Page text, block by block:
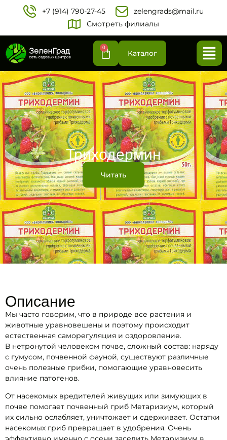
+7 (914) 790-27-45‬
zelengrads@mail.ru
Смотреть филиалы
0
Каталог
Триходермин
Читать
Описание
Мы часто говорим, что в природе все растения и
животные уравновешены и поэтому происходит
естественная саморегуляция и оздоровление.
В нетронутой человеком почве, сложный состав: наряду
с гумусом, почвенной фауной, существуют различные
очень полезные грибки, помогающие уравновесить
влияние патогенов.
От насекомых вредителей живущих или зимующих в
почве помогает почвенный гриб Метаризиум, который
их сильно ослабляет, уничтожает и сдерживает. Остатки
насекомых гриб превращает в удобрения. Очень